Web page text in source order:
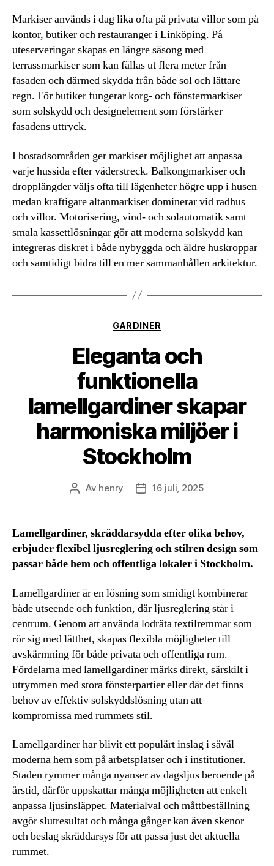
Markiser används i dag lika ofta på privata villor som på
kontor, butiker och restauranger i Linköping. På
uteserveringar skapas en längre säsong med
terrassmarkiser som kan fällas ut flera meter från
fasaden och därmed skydda från både sol och lättare
regn. För butiker fungerar korg- och fönstermarkiser
som solskydd och designelement som förstärker
fasadens uttryck.
I bostadsområden ger markiser möjlighet att anpassa
varje hussida efter väderstreck. Balkongmarkiser och
dropplängder väljs ofta till lägenheter högre upp i husen
medan kraftigare altanmarkiser dominerar vid radhus
och villor. Motorisering, vind- och solautomatik samt
smala kassettlösningar gör att moderna solskydd kan
integreras diskret i både nybyggda och äldre huskroppar
och samtidigt bidra till en mer sammanhållen arkitektur.
Kategorier
GARDINER
Eleganta och
funktionella
lamellgardiner skapar
harmoniska miljöer i
Stockholm
Inläggsförfattare
Av henry Inläggsdatum
16 juli, 2025
Lamellgardiner, skräddarsydda efter olika behov,
erbjuder flexibel ljusreglering och stilren design som
passar både hem och offentliga lokaler i Stockholm.
Lamellgardiner är en lösning som smidigt kombinerar
både utseende och funktion, där ljusreglering står i
centrum. Genom att använda lodräta textilremmar som
rör sig med lätthet, skapas flexibla möjligheter till
avskärmning för både privata och offentliga rum.
Fördelarna med lamellgardiner märks direkt, särskilt i
utrymmen med stora fönsterpartier eller där det finns
behov av effektiv solskyddslösning utan att
kompromissa med rummets stil.
Lamellgardiner har blivit ett populärt inslag i såväl
moderna hem som på arbetsplatser och i institutioner.
Staden rymmer många nyanser av dagsljus beroende på
årstid, därför uppskattar många möjligheten att enkelt
anpassa ljusinsläppet. Materialval och måttbeställning
avgör slutresultat och många gånger kan även skenor
och beslag skräddarsys för att passa just det aktuella
rummet.